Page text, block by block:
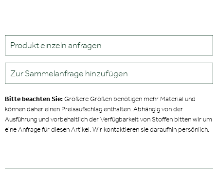
Produkt einzeln anfragen
Zur Sammelanfrage hinzufügen
Bitte beachten Sie:Größere Größen benötigen mehr Material und
können daher einen Preisaufschlag enthalten. Abhängig von der
Ausführung und vorbehaltlich der Verfügbarkeit von Stoffen bitten wir um
eine Anfrage für diesen Artikel. Wir kontaktieren sie daraufhin persönlich.